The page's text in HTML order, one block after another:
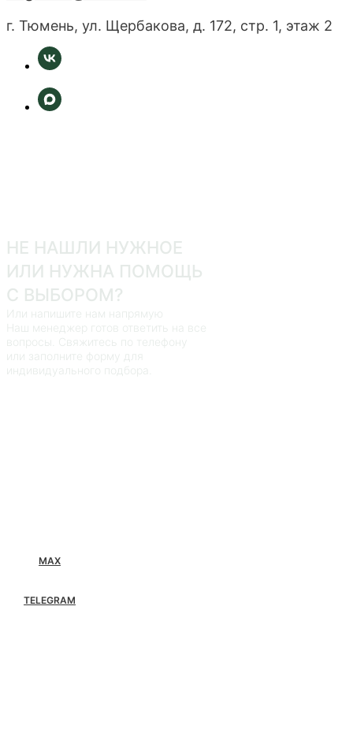
НЕ НАШЛИ НУЖНОЕ
ИЛИ НУЖНА ПОМОЩЬ
С ВЫБОРОМ?
Или напишите нам напрямую
Наш менеджер готов ответить на все
вопросы. Свяжитесь по телефону
или заполните форму для
индивидуального подбора.
MAX
TELEGRAM
г. Тюмень, ул. Щербакова, д. 172, стр. 1, этаж 2